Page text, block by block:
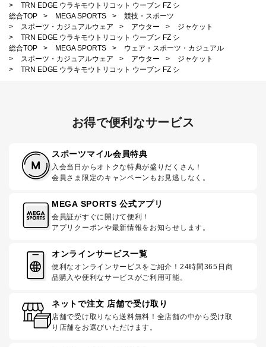
>
TRN EDGE ウラキモウトリコット ウーブン FZ シ
総合TOP
> MEGA SPORTS >
競技・スポーツ
>
スポーツ・カジュアルウェア > アウター >
ジャケット
>
TRN EDGE ウラキモウトリコット ウーブン FZ シ
総合TOP
> MEGA SPORTS >
ウェア・スポーツ・カジュアル
>
スポーツ・カジュアルウェア > アウター >
ジャケット
>
TRN EDGE ウラキモウトリコット ウーブン FZ シ
お得で便利なサービス
スポーツマイル会員特典
入会当日からオトクな特典が盛りだくさん！
会員さま限定のキャンペーンもお見逃しなく。
MEGA SPORTS 公式アプリ
会員証がすぐに開けて便利！
アプリクーポンや最新情報をお知らせします。
オンラインサービス一覧
便利なオンラインサービスをご紹介！24時間365日商
品購入や便利なサービスがご利用可能。
ネットで注文 店舗で受け取り
店舗で受け取りなら送料無料！全店舗の中から受け取
り店舗をお選びいただけます。